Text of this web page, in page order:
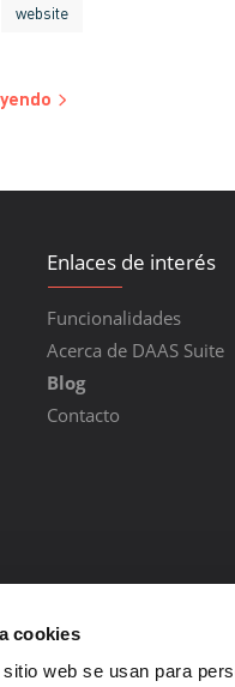
cookies
web se usan para
website
Enlaces de interés
Funcionalidades
Acerca de DAAS Suite
Blog
Contacto